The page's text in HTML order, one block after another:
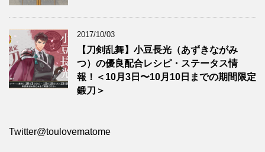
2017/10/03
【刀剣乱舞】小豆長光（あずきながみ
つ）の優良配合レシピ・ステータス情
報！＜10月3日〜10月10日までの期間限定
鍛刀＞
Twitter‎@toulovematome